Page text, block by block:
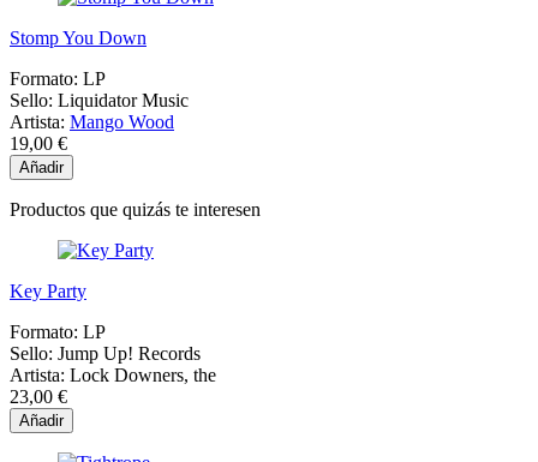
Stomp You Down
Formato: LP
Sello: Liquidator Music
Artista: Mango Wood
19,00 €
Añadir
Productos que quizás te interesen
Key Party
Formato: LP
Sello: Jump Up! Records
Artista: Lock Downers, the
23,00 €
Añadir